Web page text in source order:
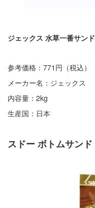
ジェックス 水草一番サン
参考価格：771円（税込）
メーカー名：ジェックス
内容量：2kg
生産国：日本
スドー ボトムサンド